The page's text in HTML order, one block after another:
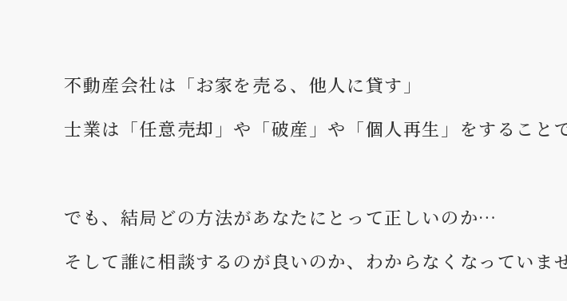
不動産会社は「お家を売る、他人に貸す」
士業は「任意売却」や「破産」や「個人再生」をすること
でも、結局どの方法があなたにとって正しいのか…
そして誰に相談するのが良いのか、わからなくなっていま